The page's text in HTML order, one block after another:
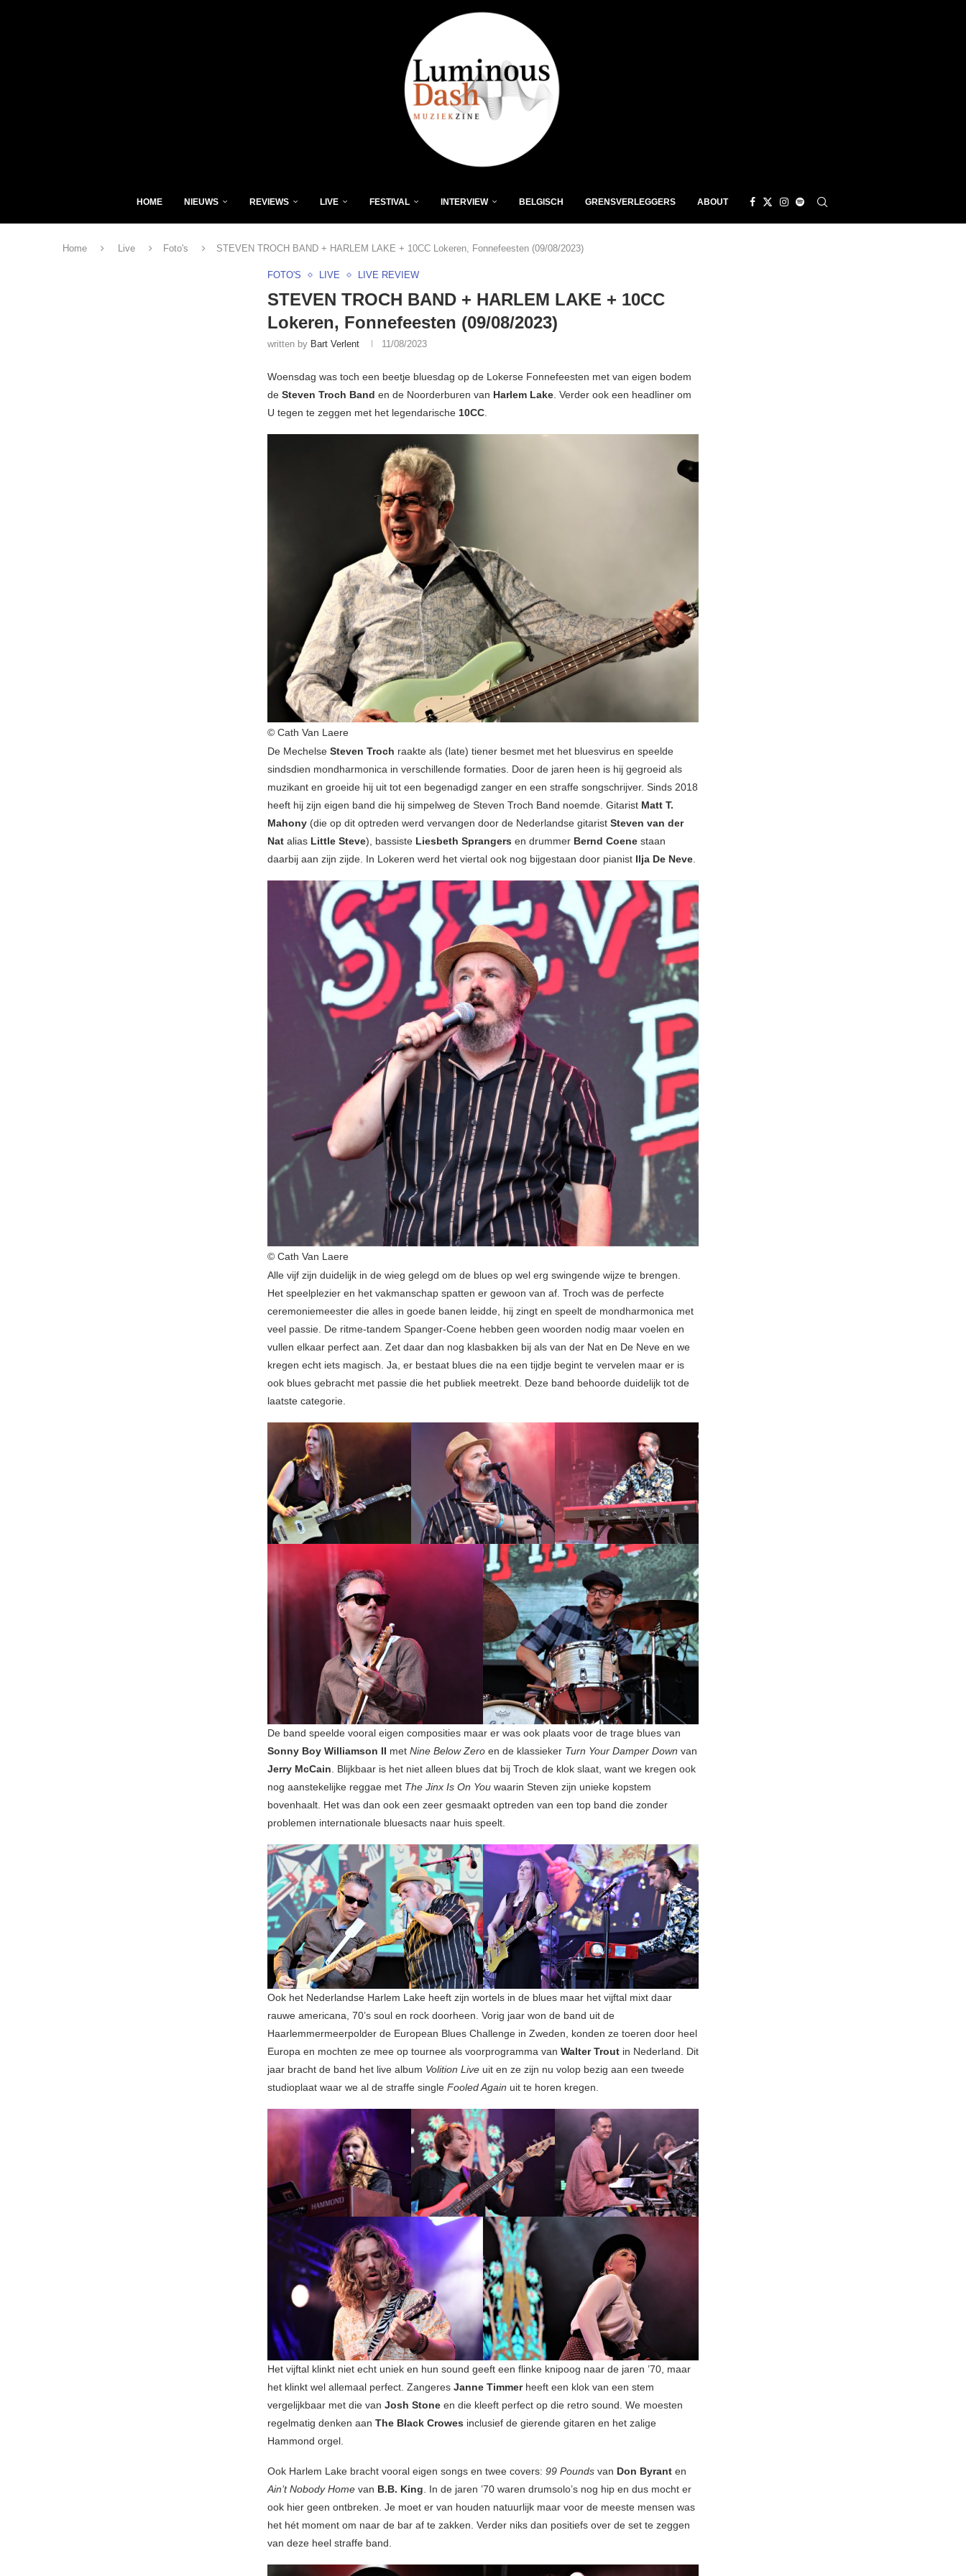
HOME NIEUWS REVIEWS LIVE FESTIVAL INTERVIEW BELGISCH GRENSVERLEGGERS ABOUT
Home Live Foto's STEVEN TROCH BAND + HARLEM LAKE + 10CC Lokeren, Fonnefeesten (09/08/2023)
FOTO'S LIVE LIVE REVIEW
STEVEN TROCH BAND + HARLEM LAKE + 10CC
Lokeren, Fonnefeesten (09/08/2023)
written by Bart Verlent 11/08/2023
Woensdag was toch een beetje bluesdag op de Lokerse Fonnefeesten met van eigen bodem
de Steven Troch Band en de Noorderburen van Harlem Lake. Verder ook een headliner om
U tegen te zeggen met het legendarische 10CC.
© Cath Van Laere
De Mechelse Steven Troch raakte als (late) tiener besmet met het bluesvirus en speelde
sindsdien mondharmonica in verschillende formaties. Door de jaren heen is hij gegroeid als
muzikant en groeide hij uit tot een begenadigd zanger en een straffe songschrijver. Sinds 2018
heeft hij zijn eigen band die hij simpelweg de Steven Troch Band noemde. Gitarist Matt T.
Mahony (die op dit optreden werd vervangen door de Nederlandse gitarist Steven van der
Nat alias Little Steve), bassiste Liesbeth Sprangers en drummer Bernd Coene staan
daarbij aan zijn zijde. In Lokeren werd het viertal ook nog bijgestaan door pianist Ilja De Neve
© Cath Van Laere
Alle vijf zijn duidelijk in de wieg gelegd om de blues op wel erg swingende wijze te brengen.
Het speelplezier en het vakmanschap spatten er gewoon van af. Troch was de perfecte
ceremoniemeester die alles in goede banen leidde, hij zingt en speelt de mondharmonica met
veel passie. De ritme-tandem Spanger-Coene hebben geen woorden nodig maar voelen en
vullen elkaar perfect aan. Zet daar dan nog klasbakken bij als van der Nat en De Neve en we
kregen echt iets magisch. Ja, er bestaat blues die na een tijdje begint te vervelen maar er is
ook blues gebracht met passie die het publiek meetrekt. Deze band behoorde duidelijk tot de
laatste categorie.
De band speelde vooral eigen composities maar er was ook plaats voor de trage blues van
Sonny Boy Williamson II met Nine Below Zero en de klassieker Turn Your Damper Down van
Jerry McCain. Blijkbaar is het niet alleen blues dat bij Troch de klok slaat, want we kregen ook
nog aanstekelijke reggae met The Jinx Is On You waarin Steven zijn unieke kopstem
bovenhaalt. Het was dan ook een zeer gesmaakt optreden van een top band die zonder
problemen internationale bluesacts naar huis speelt.
Ook het Nederlandse Harlem Lake heeft zijn wortels in de blues maar het vijftal mixt daar
rauwe americana, 70’s soul en rock doorheen. Vorig jaar won de band uit de
Haarlemmermeerpolder de European Blues Challenge in Zweden, konden ze toeren door heel
Europa en mochten ze mee op tournee als voorprogramma van Walter Trout in Nederland. Dit
jaar bracht de band het live album Volition Live uit en ze zijn nu volop bezig aan een tweede
studioplaat waar we al de straffe single Fooled Again uit te horen kregen.
Het vijftal klinkt niet echt uniek en hun sound geeft een flinke knipoog naar de jaren ’70, maar
het klinkt wel allemaal perfect. Zangeres Janne Timmerheeft een klok van een stem
vergelijkbaar met die van Josh Stone en die kleeft perfect op die retro sound. We moesten
regelmatig denken aan The Black Crowes inclusief de gierende gitaren en het zalige
Hammond orgel.
Ook Harlem Lake bracht vooral eigen songs en twee covers: 99 Pounds van Don Byrant en
Ain’t Nobody Home van B.B. King . In de jaren ’70 waren drumsolo’s nog hip en dus mocht er
ook hier geen ontbreken. Je moet er van houden natuurlijk maar voor de meeste mensen was
het hét moment om naar de bar af te zakken. Verder niks dan positiefs over de set te zeggen
van deze heel straffe band.